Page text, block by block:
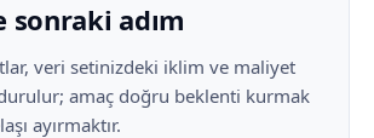
sonraki adım
veri setinizdeki iklim ve maliyet
amaç doğru beklenti kurmak
ayırmaktır.